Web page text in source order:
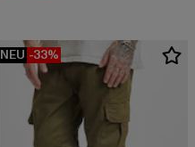
NEU -33%